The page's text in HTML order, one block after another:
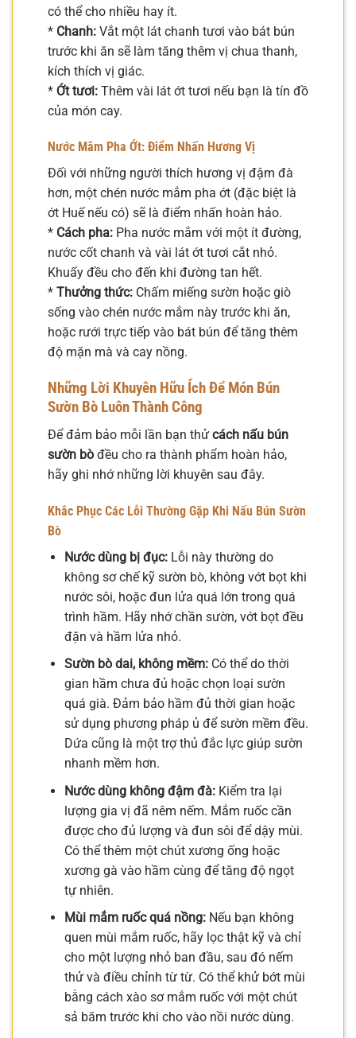
có thể cho nhiều hay ít.
* Chanh: Vắt một lát chanh tươi vào bát bún
trước khi ăn sẽ làm tăng thêm vị chua thanh,
kích thích vị giác.
* Ớt tươi: Thêm vài lát ớt tươi nếu bạn là tín đồ
của món cay.
Nước Mắm Pha Ớt: Điểm Nhấn Hương Vị
Đối với những người thích hương vị đậm đà
hơn, một chén nước mắm pha ớt (đặc biệt là
ớt Huế nếu có) sẽ là điểm nhấn hoàn hảo.
* Cách pha: Pha nước mắm với một ít đường,
nước cốt chanh và vài lát ớt tươi cắt nhỏ.
Khuấy đều cho đến khi đường tan hết.
* Thưởng thức: Chấm miếng sườn hoặc giò
sống vào chén nước mắm này trước khi ăn,
hoặc rưới trực tiếp vào bát bún để tăng thêm
độ mặn mà và cay nồng.
Những Lời Khuyên Hữu Ích Để Món Bún
Sườn Bò Luôn Thành Công
Để đảm bảo mỗi lần bạn thử cách nấu bún
sườn bò đều cho ra thành phẩm hoàn hảo,
hãy ghi nhớ những lời khuyên sau đây.
Khắc Phục Các Lỗi Thường Gặp Khi Nấu Bún Sườn
Bò
Nước dùng bị đục:Lỗi này thường do
không sơ chế kỹ sườn bò, không vớt bọt khi
nước sôi, hoặc đun lửa quá lớn trong quá
trình hầm. Hãy nhớ chần sườn, vớt bọt đều
đặn và hầm lửa nhỏ.
Sườn bò dai, không mềm:Có thể do thời
gian hầm chưa đủ hoặc chọn loại sườn
quá già. Đảm bảo hầm đủ thời gian hoặc
sử dụng phương pháp ủ để sườn mềm đều.
Dứa cũng là một trợ thủ đắc lực giúp sườn
nhanh mềm hơn.
Nước dùng không đậm đà:Kiểm tra lại
lượng gia vị đã nêm nếm. Mắm ruốc cần
được cho đủ lượng và đun sôi để dậy mùi.
Có thể thêm một chút xương ống hoặc
xương gà vào hầm cùng để tăng độ ngọt
tự nhiên.
Mùi mắm ruốc quá nồng:Nếu bạn không
quen mùi mắm ruốc, hãy lọc thật kỹ và chỉ
cho một lượng nhỏ ban đầu, sau đó nếm
thử và điều chỉnh từ từ. Có thể khử bớt mùi
bằng cách xào sơ mắm ruốc với một chút
sả băm trước khi cho vào nồi nước dùng.